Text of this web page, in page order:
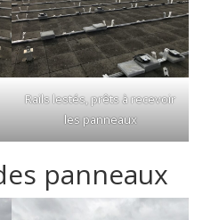
Rails lestés, prêts à recevoir
les panneaux
panneaux